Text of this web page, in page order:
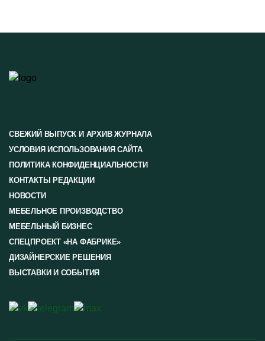
СВЕЖИЙ ВЫПУСК И АРХИВ ЖУРНАЛА
УСЛОВИЯ ИСПОЛЬЗОВАНИЯ САЙТА
ПОЛИТИКА КОНФИДЕНЦИАЛЬНОСТИ
КОНТАКТЫ РЕДАКЦИИ
НОВОСТИ
МЕБЕЛЬНОЕ ПРОИЗВОДСТВО
МЕБЕЛЬНЫЙ БИЗНЕС
СПЕЦПРОЕКТ «НА ФАБРИКЕ»
ДИЗАЙНЕРСКИЕ РЕШЕНИЯ
ВЫСТАВКИ И СОБЫТИЯ